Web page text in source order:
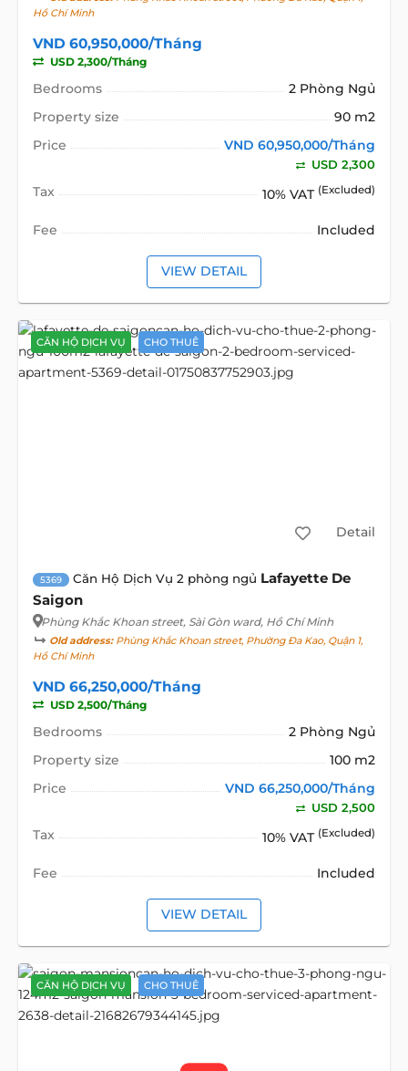
Hồ Chí Minh
VND 60,950,000/Tháng
USD 2,300/Tháng
Bedrooms
2 Phòng Ngủ
Property size
90 m2
Price
VND 60,950,000/Tháng
USD 2,300
Tax 10% VAT (Excluded)
Fee Included
VIEW DETAIL
CĂN HỘ DỊCH VỤ CHO THUÊ
Detail
5369 Căn Hộ Dịch Vụ 2 phòng ngủ Lafayette De
Saigon
Phùng Khắc Khoan street, Sài Gòn ward, Hồ Chí Minh
Old address:Phùng Khắc Khoan street, Phường Đa Kao, Quận 1,
Hồ Chí Minh
VND 66,250,000/Tháng
USD 2,500/Tháng
Bedrooms
2 Phòng Ngủ
Property size
100 m2
Price
VND 66,250,000/Tháng
USD 2,500
Tax 10% VAT (Excluded)
Fee Included
VIEW DETAIL
CĂN HỘ DỊCH VỤ CHO THUÊ